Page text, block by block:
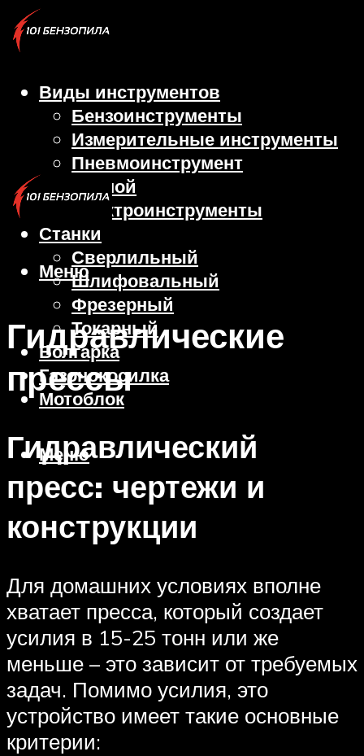
Виды инструментов
Бензоинструменты
Измерительные инструменты
Пневмоинструмент
Ручной
Электроинструменты
Станки
Сверлильный
Шлифовальный
Фрезерный
Токарный
Болгарка
Газонокосилка
Мотоблок
Меню
Меню
Гидравлические
прессы
Гидравлический
пресс: чертежи и
конструкции
Для домашних условиях вполне
хватает пресса, который создает
усилия в 15-25 тонн или же
меньше – это зависит от требуемых
задач. Помимо усилия, это
устройство имеет такие основные
критерии: